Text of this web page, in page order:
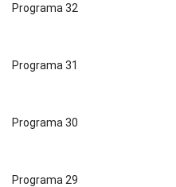
Programa 32
Programa 31
Programa 30
Programa 29